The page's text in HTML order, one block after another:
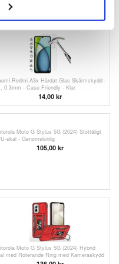
Magnetstängning
Redmi A3x Härdat Glas Skärmskydd -
0.3mm - Case Friendly - Klar
14,00 kr
Moto G Stylus 5G (2024) Stöttåligt
skal - Genomskinlig
105,00 kr
Moto G Stylus 5G (2024) Hybrid
med Roterande Ring med Kameraskydd